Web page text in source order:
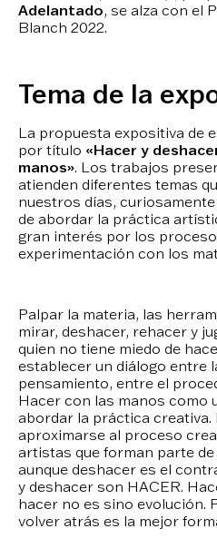
Adelantado, se alza con el
Blanch 2022.
Tema de la
La propuesta expositiva de
por título «Hacer y
manos». Los trabajos
atienden diferentes temas
nuestros días,
de abordar la práctica
gran interés por los
experimentación con los
Palpar la materia, las
mirar, deshacer, rehacer y
quien no tiene miedo de
establecer un diálogo entre
pensamiento, entre el
Hacer con las manos como
abordar la práctica creativa.
aproximarse al proceso
artistas que forman parte
aunque deshacer es el
y deshacer son HACER.
hacer no es sino evolución.
volver atrás es la mejor